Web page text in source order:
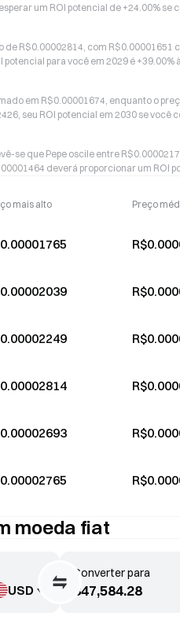
um ROI potencial de +24.00%
R$0.00002814, com R$0.00001651
para você em 2029 é
em R$0.00001674, enquanto o
seu ROI potencial em 2030 se você
se que Pepe oscile entre
deverá proporcionar um ROI
mais alto Preço
moeda fiat
Converter para
USD